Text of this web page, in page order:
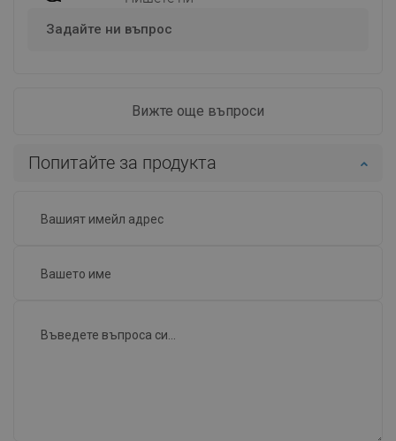
Задайте ни въпрос
Вижте още въпроси
Попитайте за продукта